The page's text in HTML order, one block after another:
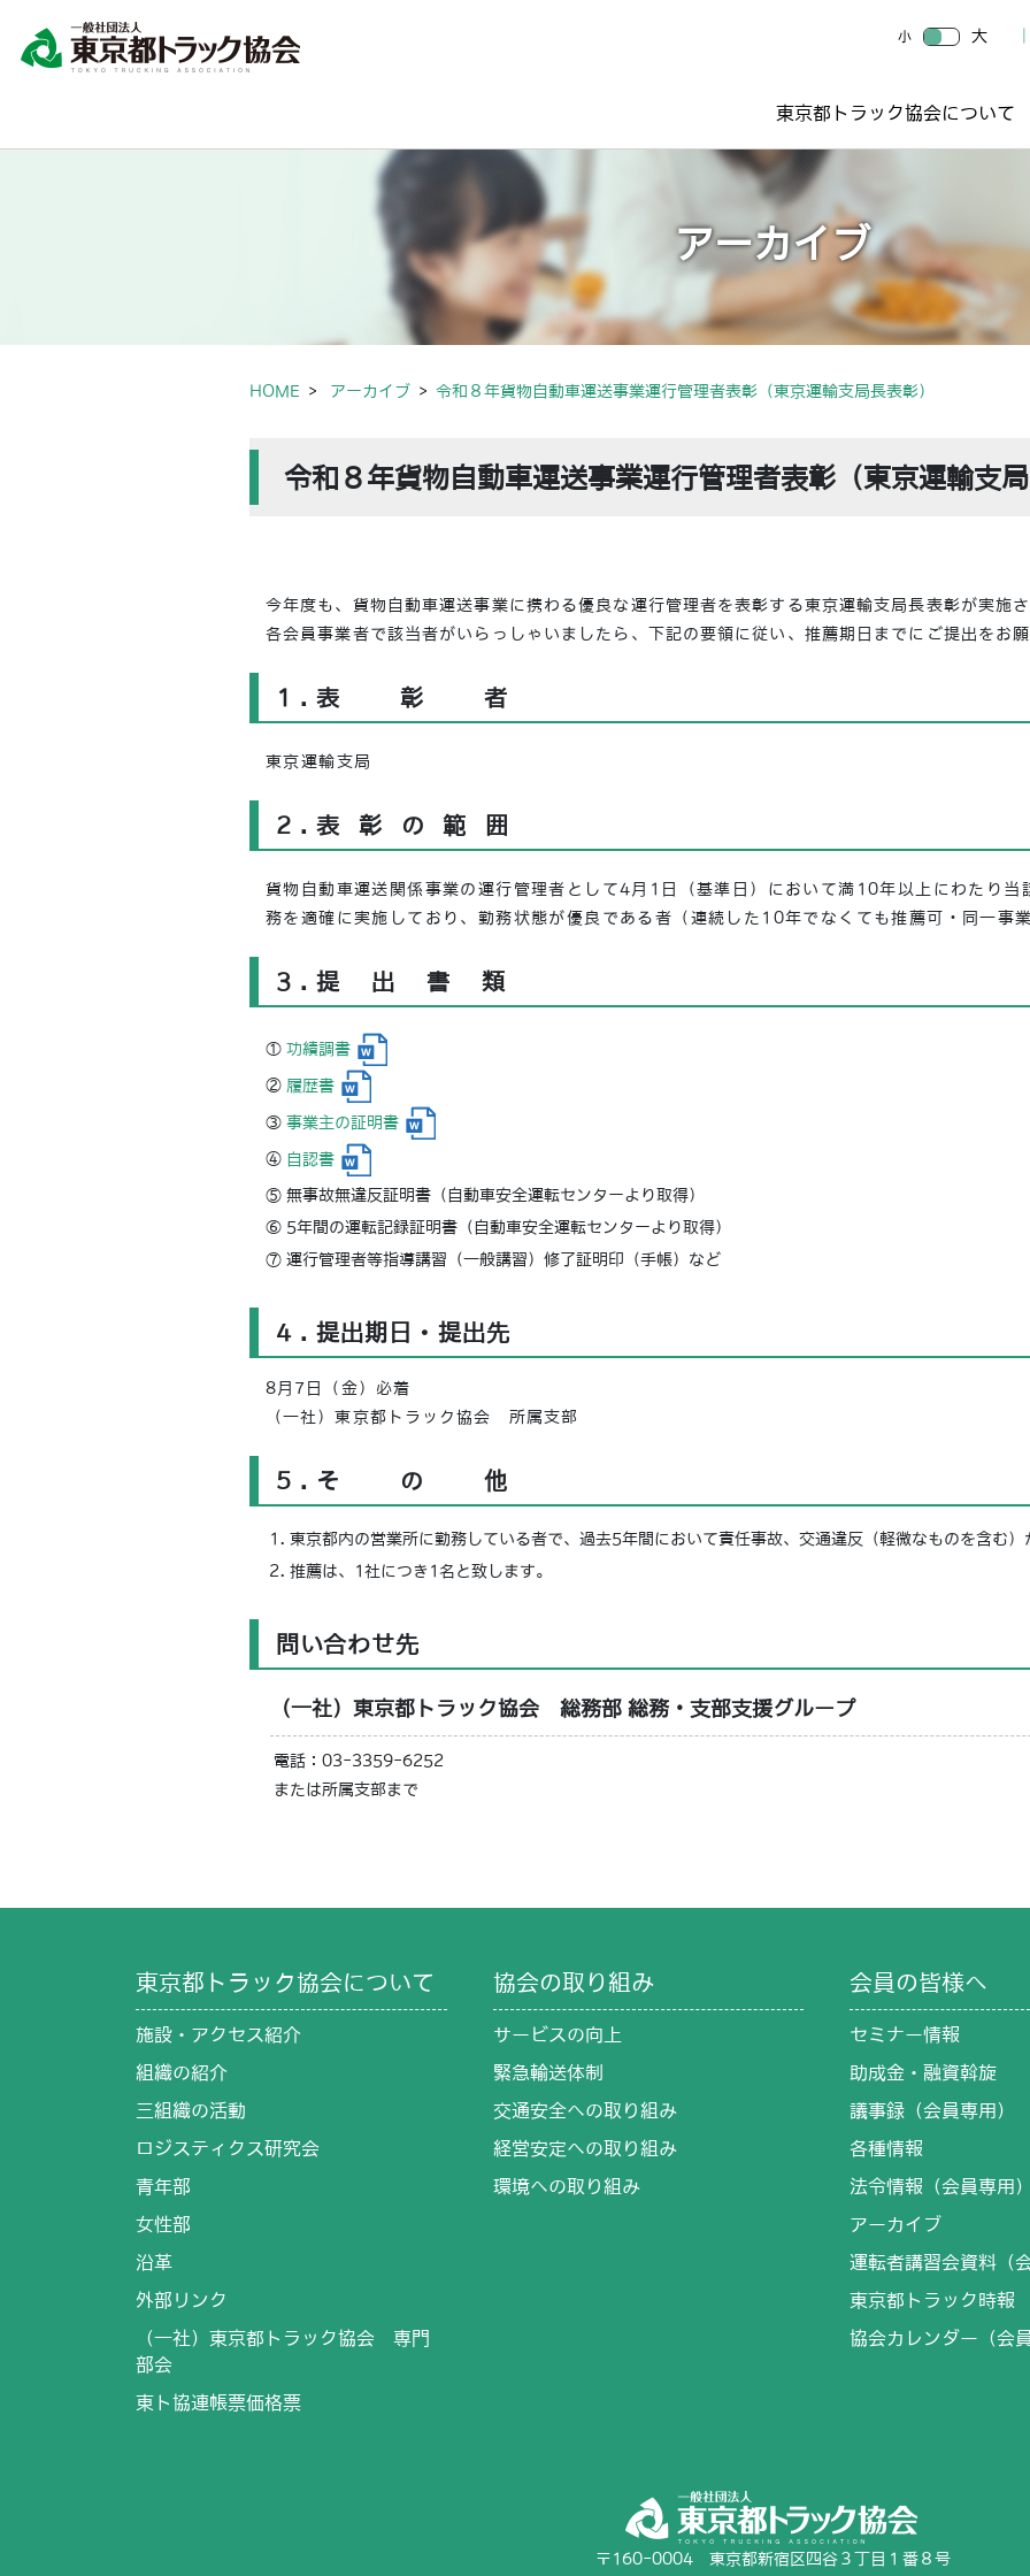
小 大
東京都トラック協会について
アーカイブ
HOME アーカイブ 令和８年貨物自動車運送事業運行管理者表彰（東京運輸支局長表彰）
令和８年貨物自動車運送事業運行管理者表彰（東京運輸支局
今年度も、貨物自動車運送事業に携わる優良な運行管理者を表彰する東京運輸支局長表彰が実施
各会員事業者で該当者がいらっしゃいましたら、下記の要領に従い、推薦期日までにご提出をお願
1. 表彰者
東京運輸支局
2. 表彰の範囲
貨物自動車運送関係事業の運行管理者として4月1日（基準日）において満10年以上にわたり当
務を適確に実施しており、勤務状態が優良である者（連続した10年でなくても推薦可・同一事
3. 提出書類
① 功績調書
② 履歴書
③ 事業主の証明書
④ 自認書
⑤ 無事故無違反証明書（自動車安全運転センターより取得）
⑥ 5年間の運転記録証明書（自動車安全運転センターより取得）
⑦ 運行管理者等指導講習（一般講習）修了証明印（手帳）など
4. 提出期日・提出先
8月7日（金）必着
（一社）東京都トラック協会 所属支部
5. その他
東京都内の営業所に勤務している者で、過去5年間において責任事故、交通違反（軽微なものを含む）
推薦は、1社につき1名と致します。
問い合わせ先
（一社）東京都トラック協会 総務部 総務・支部支援グループ
電話：03-3359-6252
または所属支部まで
東京都トラック協会について
施設・アクセス紹介
組織の紹介
三組織の活動
ロジスティクス研究会
青年部
女性部
沿革
外部リンク
（一社）東京都トラック協会 専門
部会
東ト協連帳票価格票
協会の取り組み
サービスの向上
緊急輸送体制
交通安全への取り組み
経営安定への取り組み
環境への取り組み
会員の皆様へ
セミナー情報
助成金・融資斡旋
議事録（会員専用）
各種情報
法令情報（会員専用）
アーカイブ
運転者講習会資料（
東京都トラック時報
協会カレンダー（会
〒160-0004 東京都新宿区四谷３丁目１番８号